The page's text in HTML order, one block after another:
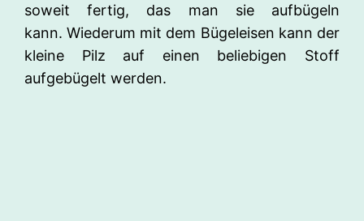
soweit fertig, das man sie aufbügeln
kann. Wiederum mit dem Bügeleisen kann der
kleine Pilz auf einen beliebigen Stoff
aufgebügelt werden.